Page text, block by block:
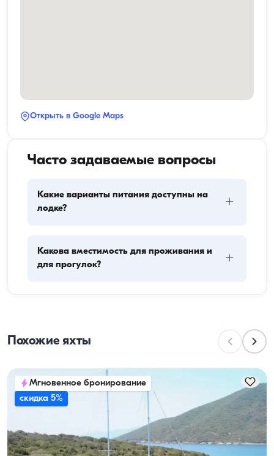
Открыть в Google Maps
Часто задаваемые вопросы
Какие варианты питания доступны на
лодке?
+
основных компонента: закупку провизии и
приготовление пищи. Гости могут сами заняться
Какова вместимость для проживания и
для прогулок?
+
пассажиров во время дневных прогулок. При
для проживания, а при дневной аренде —
ходовую вместимость.
Похожие яхты
Мгновенное бронирование
скидка 5%